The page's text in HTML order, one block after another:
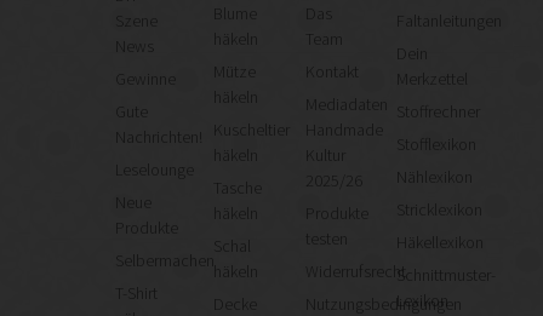
Gute
Nachrichten!
Leselounge
Neue
Produkte
Selbermachen
T-Shirt
häkeln
Mütze
häkeln
Kuscheltier
Tasche
häkeln
Das
Team
Kontakt
Mediadaten
Kultur
Produkte
testen
Widerrufsrecht
Nutzungsbedingungen
Faltanleitungen
Merkzettel
Stoffrechner
Stofflexikon
Nählexikon
Stricklexikon
Häkellexikon
Schnittmuster-
Lexikon